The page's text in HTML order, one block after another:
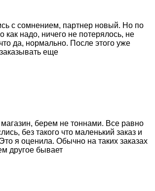
с сомнением, партнер новый. Но по
как надо, ничего не потерялось, не
да, нормально. После этого уже
еще
берем не тоннами. Все равно
без такого что маленький заказ и
я оценила. Обычно на таких заказах
другое бывает